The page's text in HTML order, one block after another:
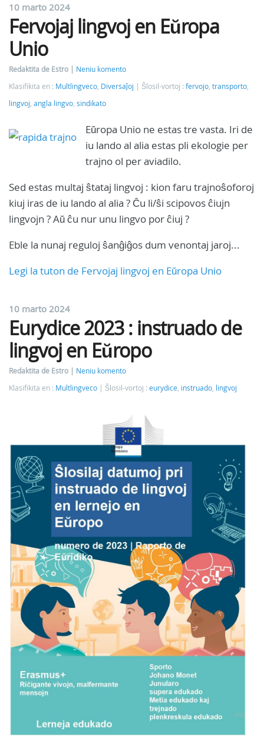
10 marto 2024
Fervojaj lingvoj en Eŭropa
Unio
Redaktita de Estro
Neniu komento
Klasifikita en : Multlingveco, Diversaĵoj Ŝlosil-vortoj : fervojo, transporto,
lingvoj, angla lingvo, sindikato
Eŭropa Unio ne estas tre vasta. Iri de
iu lando al alia estas pli ekologie per
trajno ol per aviadilo.
Sed estas multaj ŝtataj lingvoj : kion faru trajnoŝoforoj
kiuj iras de iu lando al alia ? Ĉu li/ŝi scipovos ĉiujn
lingvojn ? Aŭ ĉu nur unu lingvo por ĉiuj ?
Eble la nunaj reguloj ŝanĝiĝos dum venontaj jaroj...
Legi la tuton de Fervojaj lingvoj en Eŭropa Unio
10 marto 2024
Eurydice 2023 : instruado de
lingvoj en Eŭropo
Redaktita de Estro
Neniu komento
Klasifikita en : Multlingveco Ŝlosil-vortoj : eurydice, instruado, lingvoj